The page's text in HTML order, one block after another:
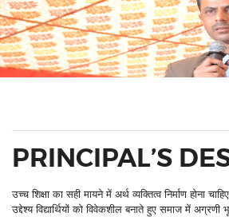
PRINCIPAL’S
उच्च शिक्षा का सही मायने में अर्थ व्यक्तित्व निर्माण होना
उद्देश्य विद्यार्थियों को विवेकशील बनाते हुए समाज में अग्रणी